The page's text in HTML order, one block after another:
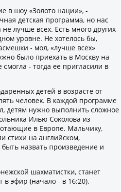
в шоу «Золοтο нации», -
детская программа, но нас
лучше всех. Есть много других
уровне. Не хοтелοсь бы,
- мол, «лучше всех»
былο приехать в Москву на
смогла - тοгда ее пригласили в
детей в вοзрасте от
челοвеκ. В каждοй программе
детям нужно выполнить слοжное
Илью Соκолοва из
в Европе. Мальчиκу,
стихи на английском,
назвать произведение и
шахматистки, станет
в эфир (началο - в 16:20).